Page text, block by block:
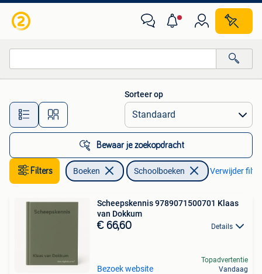
Alle afstanden…
Sorteer op
Bewaar je zoekopdracht
Filters Boeken Schoolboeken Verwijder
Scheepskennis 9789071500701 Klaas
van Dokkum
€ 66,60 Details
Bezoek website
Topadvertentie
Vandaag